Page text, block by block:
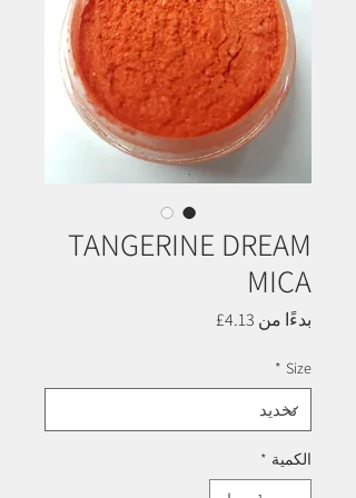
TANGERINE DREAM
MICA
بدءًا من 4.13£
Size
*
الكمية *